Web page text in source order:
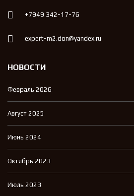
+7949 342-17-76
expert-m2.don@yandex.ru
НОВОСТИ
Февраль 2026
Август 2025
Июнь 2024
Октябрь 2023
Июль 2023